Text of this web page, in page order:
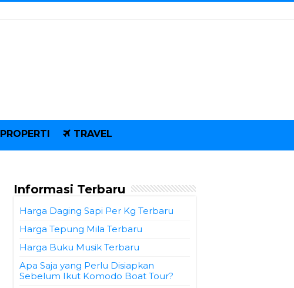
PROPERTI TRAVEL
Informasi Terbaru
Harga Daging Sapi Per Kg Terbaru
Harga Tepung Mila Terbaru
Harga Buku Musik Terbaru
Apa Saja yang Perlu Disiapkan
Sebelum Ikut Komodo Boat Tour?